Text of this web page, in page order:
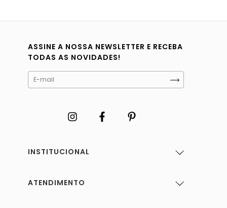
ASSINE A NOSSA NEWSLETTER E RECEBA
TODAS AS NOVIDADES!
INSTITUCIONAL
ATENDIMENTO